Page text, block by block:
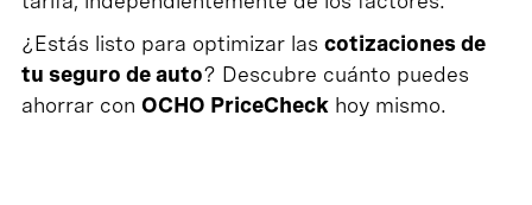
¿Estás listo para optimizar las cotizaciones de
tu seguro de auto? Descubre cuánto puedes
ahorrar con OCHO PriceCheckhoy mismo.